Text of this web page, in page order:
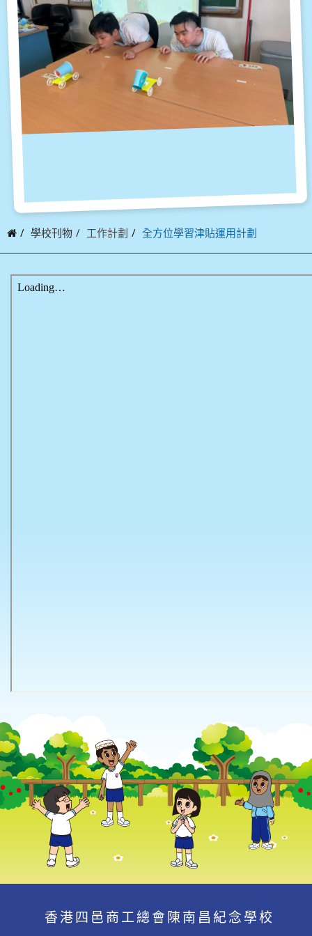
學校刊物 工作計劃 全方位學習津貼運用計劃
香港四邑商工總會陳南昌紀念學校